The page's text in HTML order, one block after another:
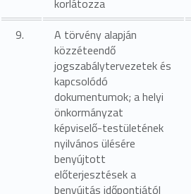
korlátozza
9.
A törvény alapján
közzéteendő
jogszabálytervezetek és
kapcsolódó
dokumentumok; a helyi
önkormányzat
képviselő-testületének
nyilvános ülésére
benyújtott
előterjesztések a
benyújtás időpontjától